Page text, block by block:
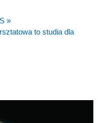
»
to studia dla